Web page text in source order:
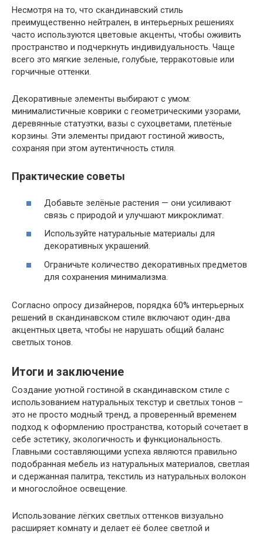
Несмотря на то, что скандинавский стиль
преимущественно нейтрален, в интерьерных решениях
часто используются цветовые акценты, чтобы оживить
пространство и подчеркнуть индивидуальность. Чаще
всего это мягкие зеленые, голубые, терракотовые или
горчичные оттенки.
Декоративные элементы выбирают с умом:
минималистичные коврики с геометрическими узорами,
деревянные статуэтки, вазы с сухоцветами, плетёные
корзины. Эти элементы придают гостиной живость,
сохраняя при этом аутентичность стиля.
Практические советы
Добавьте зелёные растения — они усиливают
связь с природой и улучшают микроклимат.
Используйте натуральные материалы для
декоративных украшений.
Ограничьте количество декоративных предметов
для сохранения минимализма.
Согласно опросу дизайнеров, порядка 60% интерьерных
решений в скандинавском стиле включают один-два
акцентных цвета, чтобы не нарушать общий баланс
светлых тонов.
Итоги и заключение
Создание уютной гостиной в скандинавском стиле с
использованием натуральных текстур и светлых тонов –
это не просто модный тренд, а проверенный временем
подход к оформлению пространства, который сочетает в
себе эстетику, экологичность и функциональность.
Главными составляющими успеха являются правильно
подобранная мебель из натуральных материалов, светлая
и сдержанная палитра, текстиль из натуральных волокон
и многослойное освещение.
Использование лёгких светлых оттенков визуально
расширяет комнату и делает её более светлой и